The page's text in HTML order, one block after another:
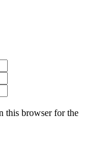
this browser for the